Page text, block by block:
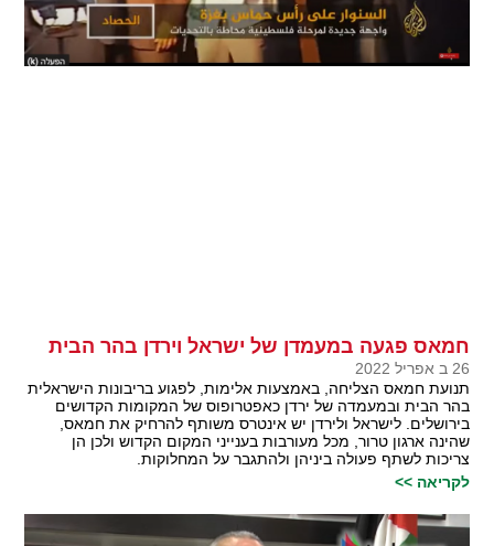
חמאס פגעה במעמדן של ישראל וירדן בהר הבית
26 ב אפריל 2022
תנועת חמאס הצליחה, באמצעות אלימות, לפגוע בריבונות הישראלית
בהר הבית ובמעמדה של ירדן כאפטרופוס של המקומות הקדושים
בירושלים. לישראל ולירדן יש אינטרס משותף להרחיק את חמאס,
שהינה ארגון טרור, מכל מעורבות בענייני המקום הקדוש ולכן הן
צריכות לשתף פעולה ביניהן ולהתגבר על המחלוקות.
לקריאה >>